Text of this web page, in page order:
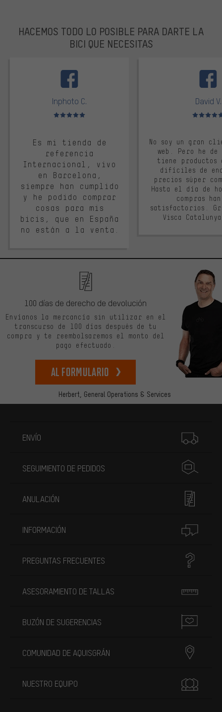
HACEMOS TODO LO POSIBLE PARA DARTE LA
BICI QUE NECESITAS
Inphoto C.
Valoración media: 5 de 5
Es mi tienda de
referencia
Internacional, vivo
en Barcelona,
siempre han cumplido
y he podido comprar
cosas para mis
bicis, que en España
no están a la venta.
David V.
Valoración
No soy un gran
web. Pero he
tiene productos
difíciles de
precios súper
Hasta el día de
compras
satisfactorios.
Visca
Herbert, General Operations & Services
100 días de derecho de devolución
Envíanos la mercancía sin utilizar en el
transcurso de 100 días después de tu
compra y te reembolsaremos el monto del
pago efectuado.
Al formulario
ENVÍO
SEGUIMIENTO DE PEDIDOS
ANULACIÓN
INFORMACIÓN
PREGUNTAS FRECUENTES
ASESORAMIENTO DE TALLAS
BUZÓN DE SUGERENCIAS
COMUNIDAD DE AQUISGRÁN
NUESTRO EQUIPO